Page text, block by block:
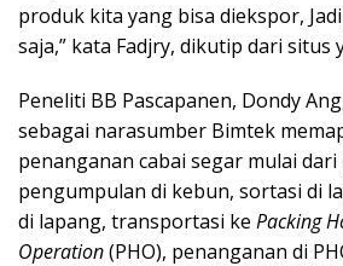
produk kita yang bisa diekspor,
saja,” kata Fadjry, dikutip dari situs
Peneliti BB Pascapanen, Dondy
sebagai narasumber Bimtek
penanganan cabai segar mulai dari
pengumpulan di kebun, sortasi di
di lapang, transportasi ke Packing
Operation(PHO), penanganan di